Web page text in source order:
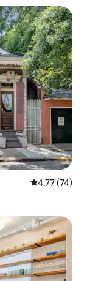
औसत रेटिंग 5 में
4.77 (74)